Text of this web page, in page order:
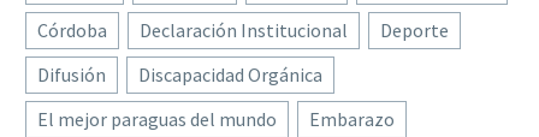
Córdoba
Declaración Institucional
Deporte
Difusión
Discapacidad Orgánica
El mejor paraguas del mundo
Embarazo